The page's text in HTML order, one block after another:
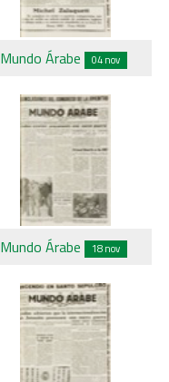
Mundo Árabe 04 nov
Mundo Árabe 18 nov